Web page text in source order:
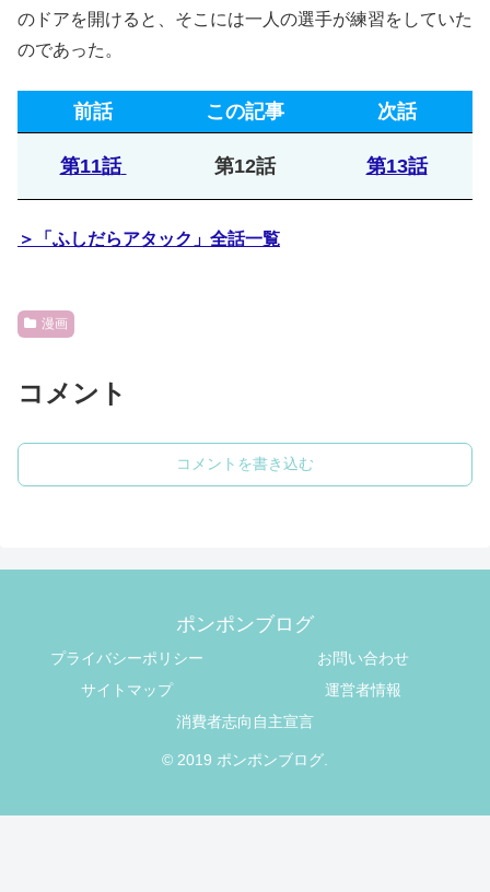
のドアを開けると、そこには一人の選手が練習をしていた
のであった。
前話 この記事 次話
第11話 第12話 第13話
＞「ふしだらアタック」全話一覧
漫画
コメント
コメントを書き込む
ポンポンブログ
プライバシーポリシー
お問い合わせ
サイトマップ
運営者情報
消費者志向自主宣言
© 2019 ポンポンブログ.